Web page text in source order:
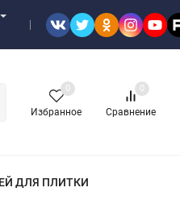
Избранное
0
Сравнение
0
ДЛЯ ПЛИТКИ